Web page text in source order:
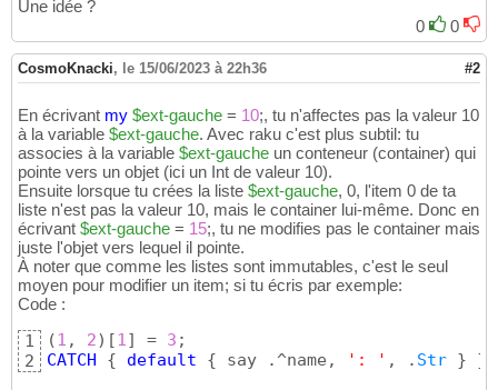
Une idée ?
0
0
CosmoKnacki, le 15/06/2023 à 22h36 #2
En écrivant my $ext-gauche = 10;, tu n'affectes pas la valeur 10
à la variable $ext-gauche. Avec raku c'est plus subtil: tu
associes à la variable $ext-gauche un conteneur (container) qui
pointe vers un objet (ici un Int de valeur 10).
Ensuite lorsque tu crées la liste $ext-gauche, 0, l'item 0 de ta
liste n'est pas la valeur 10, mais le container lui-même. Donc en
écrivant $ext-gauche = 15;, tu ne modifies pas le container mais
juste l'objet vers lequel il pointe.
À noter que comme les listes sont immutables, c'est le seul
moyen pour modifier un item; si tu écris par exemple:
Code :
1
2
(1 , 2) [1] = 3
CATCH
{ default { say .^name, ': ' , . Str } }